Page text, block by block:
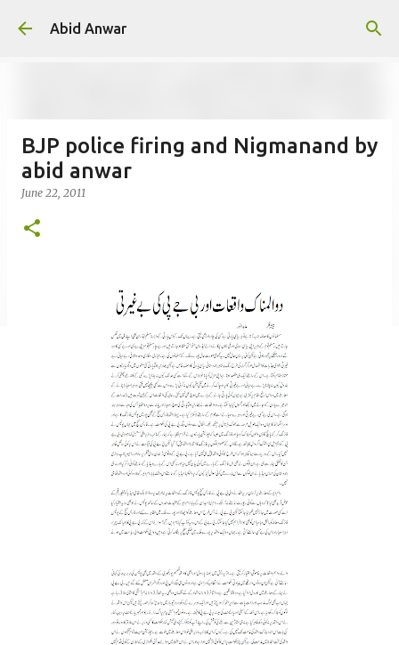
Abid Anwar
BJP police firing and Nigmanand by
abid anwar
June 22, 2011